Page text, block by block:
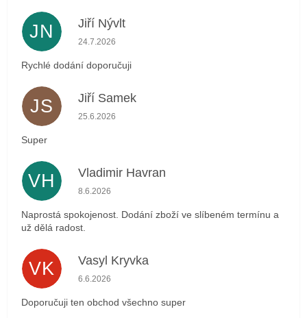
JN Jiří Nývlt
Hodnocení obchodu je 5 z 5 hvězdiček.
24.7.2026
Rychlé dodání doporučuji
JS Jiří Samek
Hodnocení obchodu je 5 z 5 hvězdiček.
25.6.2026
Super
VH Vladimir Havran
Hodnocení obchodu je 5 z 5 hvězdiček.
8.6.2026
Naprostá spokojenost. Dodání zboží ve slíbeném termínu a
už dělá radost.
VK Vasyl Kryvka
Hodnocení obchodu je 5 z 5 hvězdiček.
6.6.2026
Doporučuji ten obchod všechno super